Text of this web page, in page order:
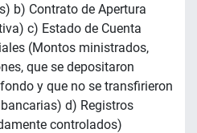
b) Contrato de Apertura
c) Estado de Cuenta
(Montos ministrados,
que se depositaron
y que no se transfirieron
d) Registros
controlados)